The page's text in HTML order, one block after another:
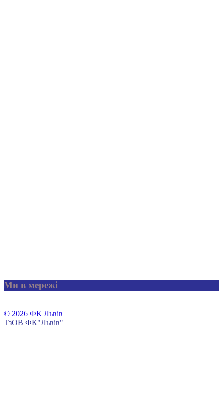
Ми в мережі
© 2026 ФК Львів
ТзОВ ФК"Львів"